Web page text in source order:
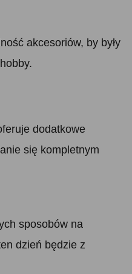
akcesoriów, by były
dodatkowe
się kompletnym
sposobów na
dzień będzie z